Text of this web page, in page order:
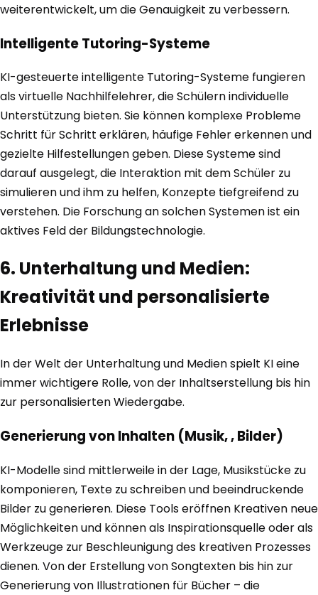
weiterentwickelt, um die Genauigkeit zu verbessern.
Intelligente Tutoring-Systeme
KI-gesteuerte intelligente Tutoring-Systeme fungieren
als virtuelle Nachhilfelehrer, die Schülern individuelle
Unterstützung bieten. Sie können komplexe Probleme
Schritt für Schritt erklären, häufige Fehler erkennen und
gezielte Hilfestellungen geben. Diese Systeme sind
darauf ausgelegt, die Interaktion mit dem Schüler zu
simulieren und ihm zu helfen, Konzepte tiefgreifend zu
verstehen. Die Forschung an solchen Systemen ist ein
aktives Feld der Bildungstechnologie.
6. Unterhaltung und Medien:
Kreativität und personalisierte
Erlebnisse
In der Welt der Unterhaltung und Medien spielt KI eine
immer wichtigere Rolle, von der Inhaltserstellung bis hin
zur personalisierten Wiedergabe.
Generierung von Inhalten (Musik, , Bilder)
KI-Modelle sind mittlerweile in der Lage, Musikstücke zu
komponieren, Texte zu schreiben und beeindruckende
Bilder zu generieren. Diese Tools eröffnen Kreativen neue
Möglichkeiten und können als Inspirationsquelle oder als
Werkzeuge zur Beschleunigung des kreativen Prozesses
dienen. Von der Erstellung von Songtexten bis hin zur
Generierung von Illustrationen für Bücher – die